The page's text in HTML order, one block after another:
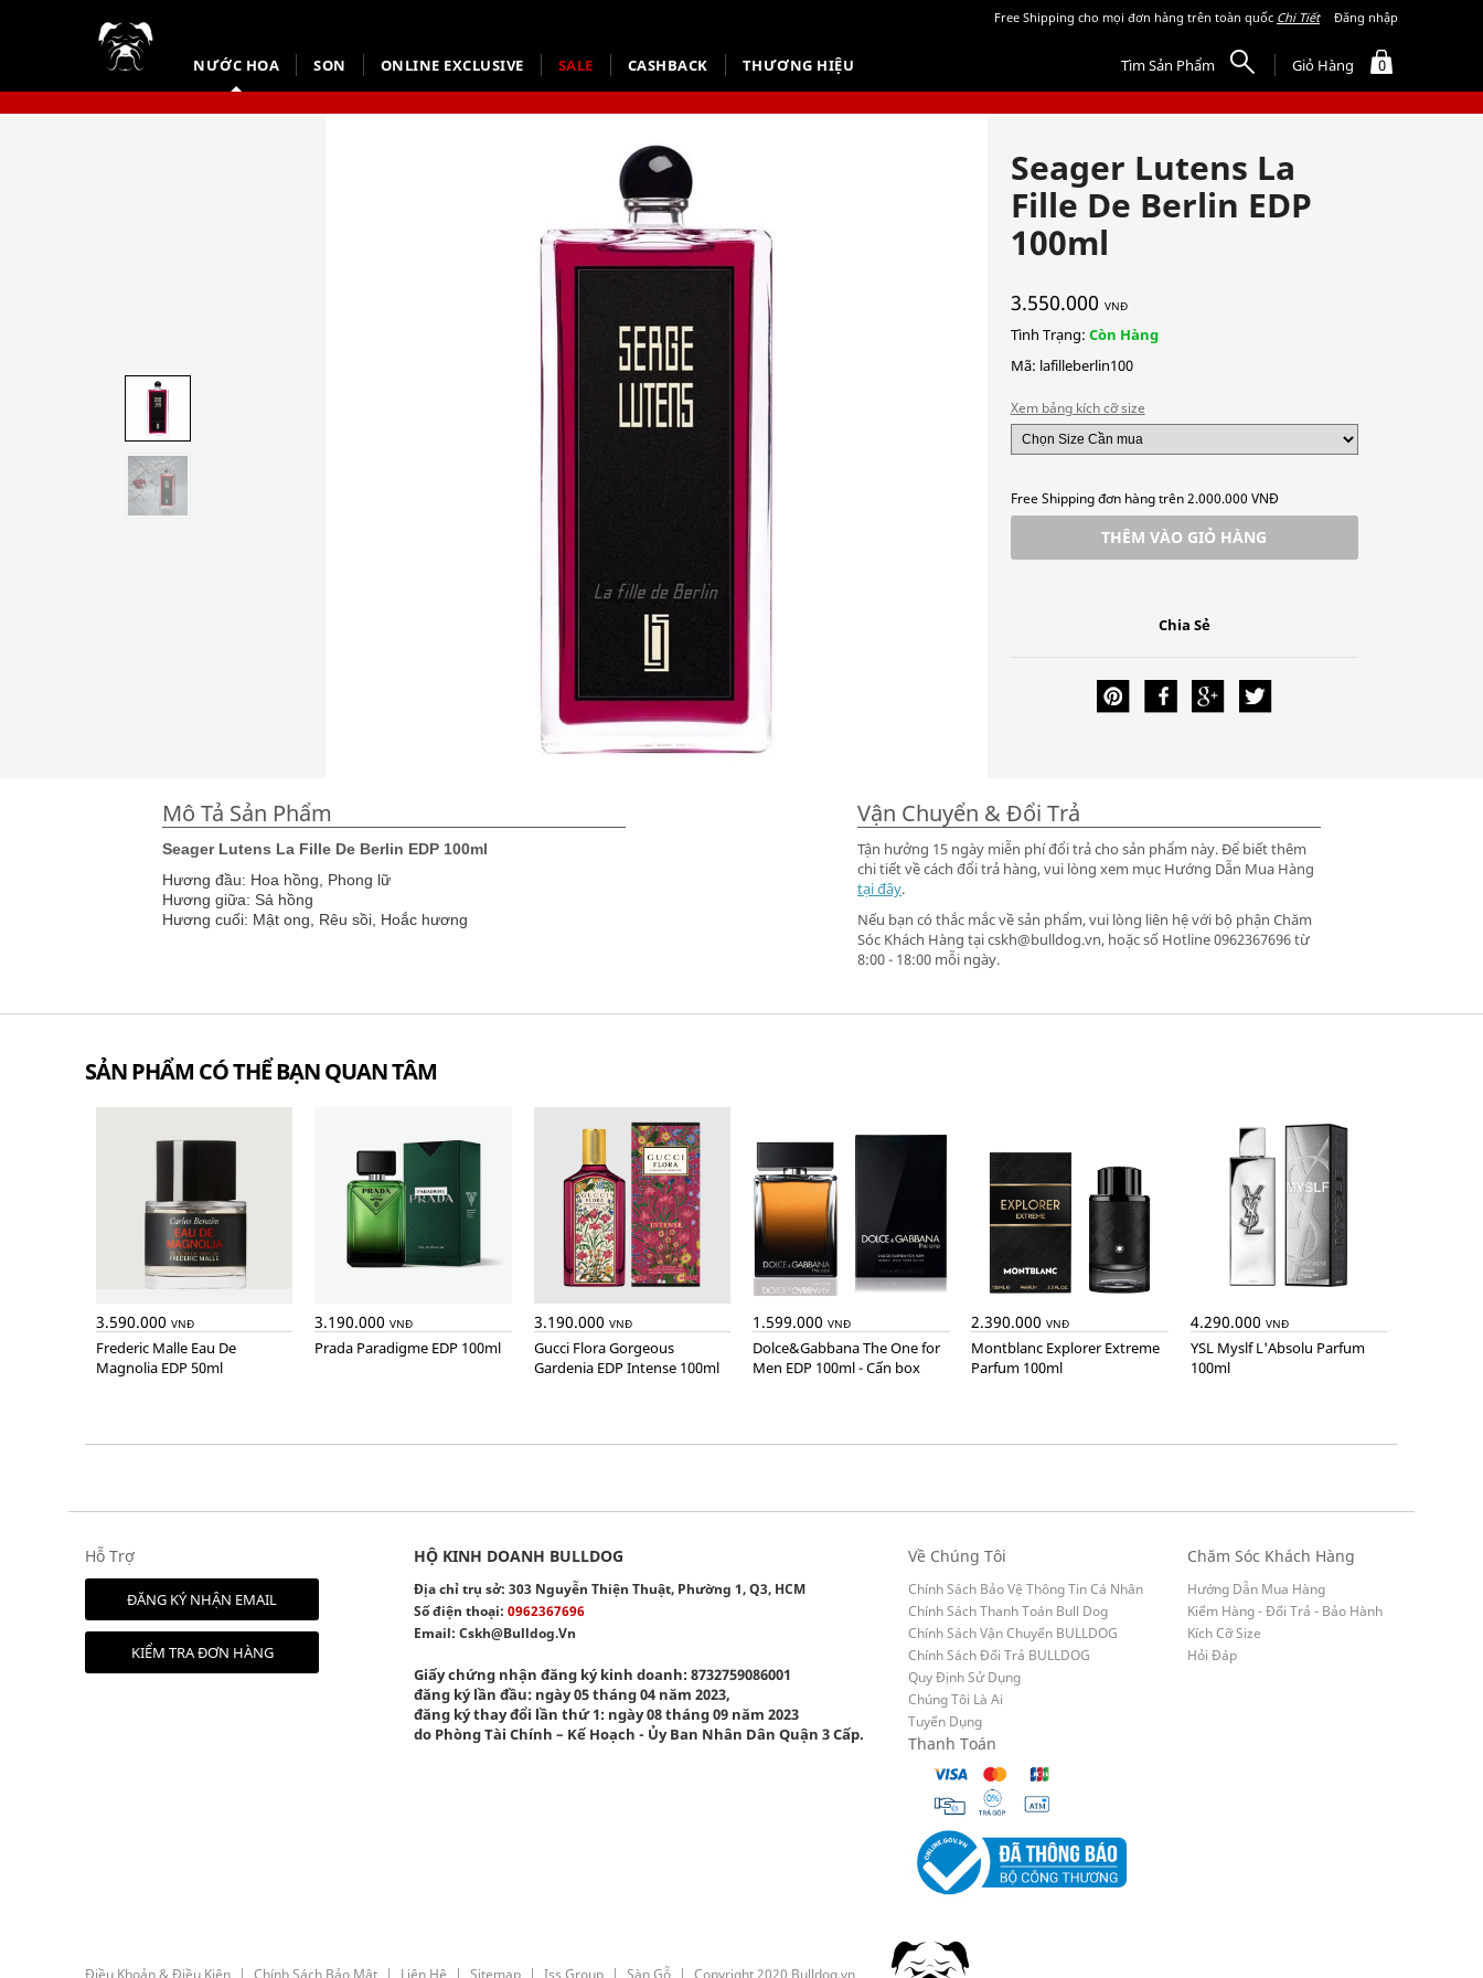
NƯỚC HOA SON ONLINE EXCLUSIVE SALE CASHBACK THƯƠNG HIỆU Tìm Sản Phẩm Giỏ Hàng 0
Free Shipping cho mọi đơn hàng trên toàn quốc Chi Tiết Đăng nhập
Seager Lutens La
Fille De Berlin EDP
100ml
3.550.000 VNĐ
Tình Trạng: Còn Hàng
Mã: lafilleberlin100
Xem bảng kích cỡ size
Free Shipping đơn hàng trên 2.000.000 VNĐ
THÊM VÀO GIỎ HÀNG
Chia Sẻ
Mô Tả Sản Phẩm
Seager Lutens La Fille De Berlin EDP 100ml
Hương đầu: Hoa hồng, Phong lữ
Hương giữa: Sả hồng
Hương cuối: Mật ong, Rêu sồi, Hoắc hương
Vận Chuyển & Đổi Trả
Tận hưởng 15 ngày miễn phí đổi trả cho sản phẩm này. Để biết thêm
chi tiết về cách đổi trả hàng, vui lòng xem mục Hướng Dẫn Mua Hàng
tại đây.
Nếu bạn có thắc mắc về sản phẩm, vui lòng liên hệ với bộ phận Chăm
Sóc Khách Hàng tại cskh@bulldog.vn, hoặc số Hotline 0962367696 từ
8:00 - 18:00 mỗi ngày.
SẢN PHẨM CÓ THỂ BẠN QUAN TÂM
3.590.000 VNĐ
Frederic Malle Eau De
Magnolia EDP 50ml
3.190.000VNĐ
Prada Paradigme EDP 100ml
3.190.000 VNĐ
Gucci Flora Gorgeous
Gardenia EDP Intense 100ml
1.599.000 VNĐ
Dolce&Gabbana The One for
Men EDP 100ml - Cấn box
2.390.000VNĐ
Montblanc Explorer Extreme
Parfum 100ml
4.290.000 VNĐ
YSL Myslf L'Absolu Parfum
100ml
Hỗ Trợ
ĐĂNG KÝ NHẬN EMAIL
KIỂM TRA ĐƠN HÀNG
HỘ KINH DOANH BULLDOG
Địa chỉ trụ sở: 303 Nguyễn Thiện Thuật, Phường 1, Q3, HCM
Số điện thoại: 0962367696
Email: Cskh@bulldog.vn
Giấy chứng nhận đăng ký kinh doanh: 8732759086001
đăng ký lần đầu: ngày 05 tháng 04 năm 2023,
đăng ký thay đổi lần thứ 1: ngày 08 tháng 09 năm 2023
do Phòng Tài Chính – Kế Hoạch - Ủy Ban Nhân Dân Quận 3 Cấp.
Về Chúng Tôi
Chính Sách Bảo Vệ Thông Tin Cá Nhân
Chính Sách Thanh Toán Bull Dog
Chính Sách Vận Chuyển BULLDOG
Chính Sách Đổi Trả BULLDOG
Quy Định Sử Dụng
Chúng Tôi Là Ai
Tuyển Dụng
Chăm Sóc Khách Hàng
Hướng Dẫn Mua Hàng
Kiểm Hàng - Đổi Trả - Bảo Hành
Kích Cỡ Size
Hỏi Đáp
Thanh Toán